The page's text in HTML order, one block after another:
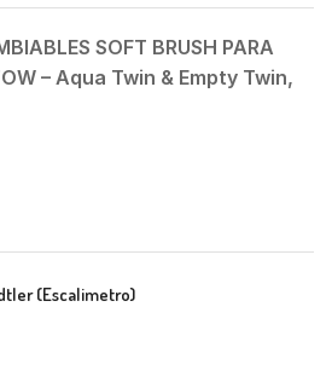
SOFT BRUSH PARA
– Aqua Twin & Empty Twin,
(Escalimetro)